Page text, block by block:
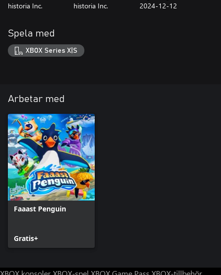
historia Inc. historia Inc. 2024-12-12
Spela med
XBOX Series X|S
Arbetar med
Faaast Penguin
Gratis+